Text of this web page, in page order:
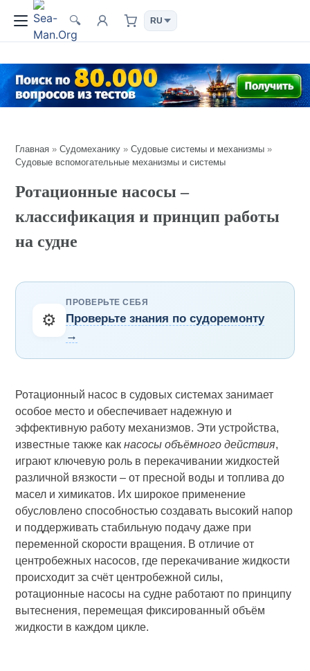
🔍
Главная »Судомеханику »Судовые системы и механизмы »
Судовые вспомогательные механизмы и системы
Ротационные насосы –
классификация и принцип работы
на судне
⚙️
ПРОВЕРЬТЕ СЕБЯ
Проверьте знания по судоремонту
→
Ротационный насос в судовых системах занимает
особое место и обеспечивает надежную и
эффективную работу механизмов. Эти устройства,
известные также какнасосы объёмного действия,
играют ключевую роль в перекачивании жидкостей
различной вязкости – от пресной воды и топлива до
масел и химикатов. Их широкое применение
обусловлено способностью создавать высокий напор
и поддерживать стабильную подачу даже при
переменной скорости вращения. В отличие от
центробежных насосов, где перекачивание жидкости
происходит за счёт центробежной силы,
ротационные насосы на судне работают по принципу
вытеснения, перемещая фиксированный объём
жидкости в каждом цикле.